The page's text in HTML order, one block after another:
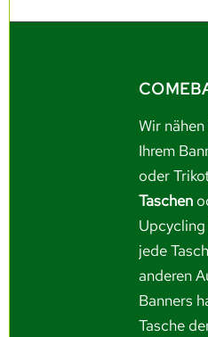
Wir
Ihrem
oder
Taschen
jede
anderen
Banners
Tasche